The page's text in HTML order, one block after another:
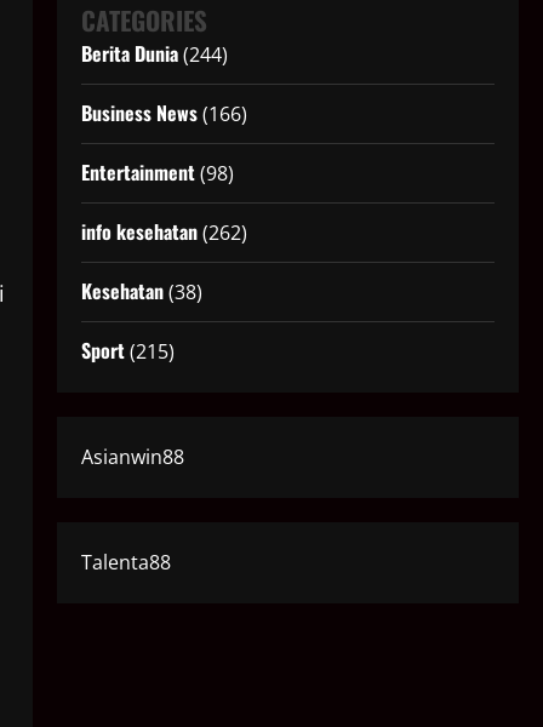
CATEGORIES
Berita Dunia(244)
Business News(166)
Entertainment(98)
info kesehatan(262)
Kesehatan(38)
Sport(215)
Asianwin88
Talenta88